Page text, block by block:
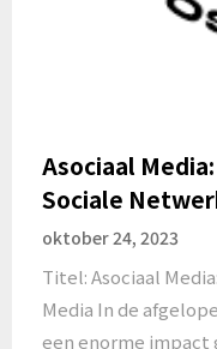
Asociaal
Sociale
oktober 24, 2023
Titel: Asociaal
Media In de
een enorme impact